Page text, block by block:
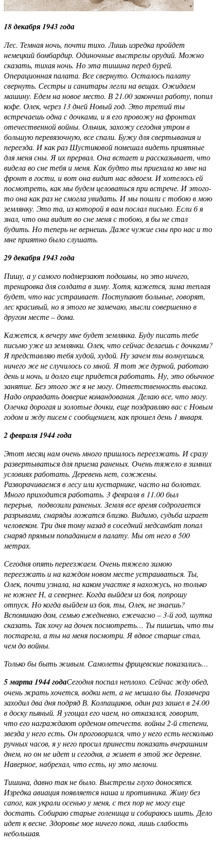
18 декабря 1943 года
Лес. Темная ночь, почти тихо. Лишь изредка пройдет
немецкий бомбардир. Одиночные выстрелы орудий. Можно
сказать, тихая ночь. Но эта тишина перед бурей.
Операционная палата. Все свернуто. Осталось палату
свернуть. Сестры и санитары легли на вещах. Ожидаем
машину. Едем на новое место. В 21.00 закончил работу, попил
кофе. Олек, через 13 дней Новый год. Это третий ты
встречаешь одна с дочками, и я его провожу на фронтах
отечественной войны. Ольчик, захожу сегодня утром в
большую перевязочную, все спали. Бужу для свертывания и
переезда. И как раз Шустиковой помешал видеть приятные
для меня сны. Я их прервал. Она встает и рассказывает, что
видела во сне тебя и меня. Как будто ты приехала ко мне на
фронт в гости, и вот она видит нас вдвоем. И хотелось ей
посмотреть, как мы будем целоваться при встрече. И этого-
то она как раз не смогла увидать. И мы пошли с тобою в мою
землянку. Это та, из которой я вам послал письмо. Если б я
знал, что она видит во сне меня с тобою, я бы не стал
будить. Но теперь не вернешь. Даже чужие сны про нас и то
мне приятно было слушать.
29 декабря 1943 года
Пишу, а у самого подмерзают подошвы, но это ничего,
тренировка для солдата в зиму. Хотя, кажется, зима теплая
будет, что нас устраивает. Поступают больные, говорят,
лес красивый, но я этого не замечаю, мысли совершенно в
другом месте – дома.
Кажется, к вечеру мне будет землянка. Буду писать тебе
письмо уже из землянки. Олек, что сейчас делаешь с дочками?
Я представляю тебя худой, худой. Ну зачем ты волнуешься,
ничего же не случилось со мной. Я тот же дурной, работаю
день и ночь, и долго еще придется работать. Ну, это обычное
занятие. Без этого же я не могу. Ответственность высока.
Надо оправдать доверие командования. Делаю все, что могу.
Олечка дорогая и золотые дочки, еще поздравляю вас с Новым
годом и жду писем с сообщением, как прошел день 1 января.
2 февраля 1944 года
Этот месяц нам очень много пришлось переезжать. И сразу
развертываться для приема раненых. Очень тяжело в зимних
условиях работать. Деревень нет, сожжены.
Разворачиваемся в лесу или кустарнике, часто на болотах.
Много приходится работать. 3 февраля в 11.00 был
перерыв, подвозили раненых. Земля все время содрогается
разрывами, снаряды ложатся близко. Видимо, судьба играет
человеком. Три дня тому назад в соседний медсанбат попал
снаряд прямым попаданием в палату. Мы от него в 500
метрах.
Сегодня опять переезжаем. Очень тяжело зимою
переезжать и на каждом новом месте устраиваться. Ты,
Олек, почти узнала, на каком участке я нахожусь, но только
не южнее Н, а севернее. Когда выйдем из боя, попрошу
отпуск. Но когда выйдем из боя, ты, Олек, не знаешь?
Вспоминаю дом, семью ежедневно, ежечасно – 3-й год, шутка
сказать. Так хочу на дочек посмотреть… Ты пишешь, что ты
постарела, а ты на меня посмотри. Я вдвое старше стал,
чем до войны.
Только бы быть живым. Самолеты фрицевские показались…
5 марта 1944 годаСегодня поспал неплохо. Сейчас жду обед,
очень жрать хочется, водки нет, а не мешало бы. Позавчера
заходил два дня подряд В. Колпащиков, один раз зашел в 24.00
в доску пьяный. Я угощал его чаем, но отказался, говорит,
что его награждают орденом отечеств. войны 2-й степени,
звезда у него есть. Он проговорился, что у него есть несколько
ручных часов, я у него просил принести показать вчерашним
днем, но он не идет и сегодня, а живет в этой же деревне.
Наверное, набрехал, что есть, ну это мелочи.
Тишина, давно так не было. Выстрелы глухо доносятся.
Изредка авиация появляется наша и противника. Живу без
сапог, как украли осенью у меня, с тех пор не могу еще
достать. Собираю старые голенища и собираюсь шить. Дело
идет к весне. Здоровье мое ничего пока, лишь слабость
небольшая.